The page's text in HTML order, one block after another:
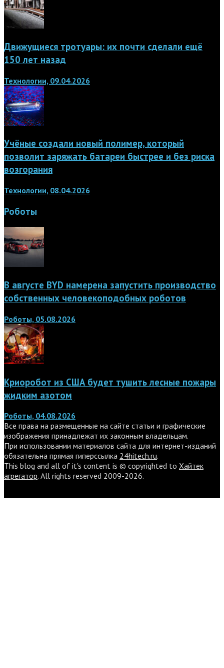
Движущиеся тротуары: их почти сделали ещё
150 лет назад
Технологии, 09.04.2026
Учёные создали новый полимер, который
позволит заряжать батареи быстрее и без риска
возгорания
Технологии, 08.04.2026
Роботы
В августе BYD намерена запустить производство
собственных человекоподобных роботов
Роботы, 05.08.2026
Криоробот из США будет тушить лесные пожары
жидким азотом
Роботы, 04.08.2026
Все права на размещенные на сайте статьи и графические
изображения принадлежат их законным владельцам.
При использовании материалов сайта для интернет-изданий
обязательна прямая гиперссылка 24hitech.ru.
This blog and all of it's content is © copyrighted to Хайтек
агрегатор. All rights reserved 2009-2026.